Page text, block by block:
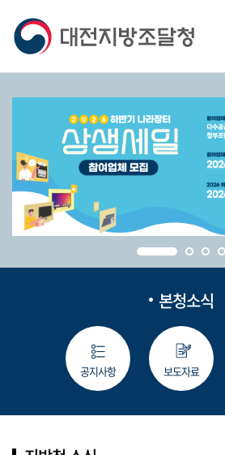
본청소식
공지사항 보도자료